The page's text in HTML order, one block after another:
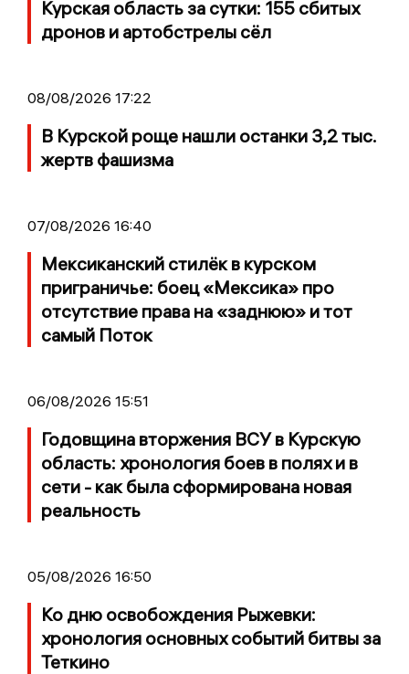
Курская область за сутки: 155 сбитых
дронов и артобстрелы сёл
08/08/2026 17:22
В Курской роще нашли останки 3,2 тыс.
жертв фашизма
07/08/2026 16:40
Мексиканский стилёк в курском
приграничье: боец «Мексика» про
отсутствие права на «заднюю» и тот
самый Поток
06/08/2026 15:51
Годовщина вторжения ВСУ в Курскую
область: хронология боев в полях и в
сети - как была сформирована новая
реальность
05/08/2026 16:50
Ко дню освобождения Рыжевки:
хронология основных событий битвы за
Теткино